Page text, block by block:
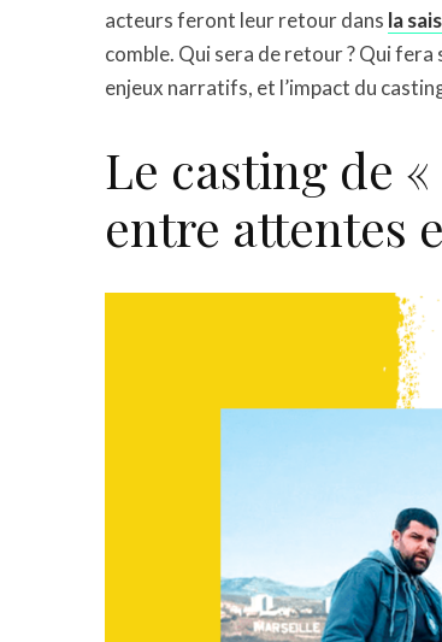
acteurs feront leur retour dans la
comble. Qui sera de retour ? Qui fera
enjeux narratifs, et l’impact du
Le casting de
entre attentes